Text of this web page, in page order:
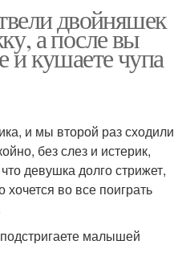
двойняшек
а после вы
и кушаете чупа
и мы второй раз сходили
без слез и истерик,
девушка долго стрижет,
хочется во все поиграть
малышей